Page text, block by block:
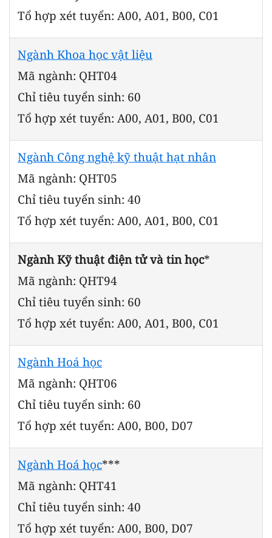
Tổ hợp xét tuyển: A00, A01, B00, C01
Ngành Khoa học vật liệu
Mã ngành: QHT04
Chỉ tiêu tuyển sinh: 60
Tổ hợp xét tuyển: A00, A01, B00, C01
Ngành Công nghệ kỹ thuật hạt nhân
Mã ngành: QHT05
Chỉ tiêu tuyển sinh: 40
Tổ hợp xét tuyển: A00, A01, B00, C01
Ngành Kỹ thuật điện tử và tin học*
Mã ngành: QHT94
Chỉ tiêu tuyển sinh: 60
Tổ hợp xét tuyển: A00, A01, B00, C01
Ngành Hoá học
Mã ngành: QHT06
Chỉ tiêu tuyển sinh: 60
Tổ hợp xét tuyển: A00, B00, D07
Ngành Hoá học***
Mã ngành: QHT41
Chỉ tiêu tuyển sinh: 40
Tổ hợp xét tuyển: A00, B00, D07